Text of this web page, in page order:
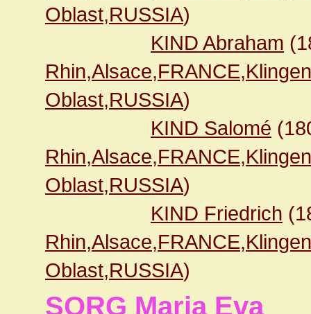
Oblast,RUSSIA)
KIND Abraham
Oblast,RUSSIA)
KIND Salomé
Oblast,RUSSIA)
KIND Friedrich
Oblast,RUSSIA)
SORG Maria Eva